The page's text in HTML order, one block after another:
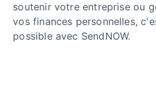
soutenir votre entreprise ou
vos finances personnelles,
possible avec SendNOW.